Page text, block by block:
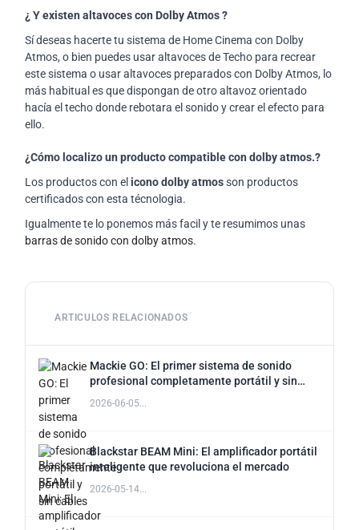
¿ Y existen altavoces con Dolby Atmos ?
Sí deseas hacerte tu sistema de Home Cinema con Dolby
Atmos, o bien puedes usar altavoces de Techo para recrear
este sistema o usar altavoces preparados con Dolby Atmos, lo
más habitual es que dispongan de otro altavoz orientado
hacía el techo donde rebotara el sonido y crear el efecto para
ello.
¿Cómo localizo un producto compatible con dolby atmos.?
Los productos con el icono dolby atmosson productos
certificados con esta técnologia.
Igualmente te lo ponemos más facil y te resumimos unas
barras de sonido con dolby atmos.
ARTICULOS RELACIONADOS
Mackie GO: El primer sistema de sonido
profesional completamente portátil y sin
2026-06-05...
Blackstar BEAM Mini: El amplificador portátil
inteligente que revoluciona el mercado
2026-05-14...